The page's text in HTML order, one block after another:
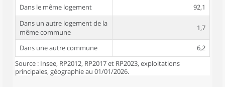
Dans le même logement
92,1
Dans un autre logement de la
même commune
1,7
Dans une autre commune
6,2
Source : Insee, RP2012, RP2017 et RP2023, exploitations
principales, géographie au 01/01/2026.